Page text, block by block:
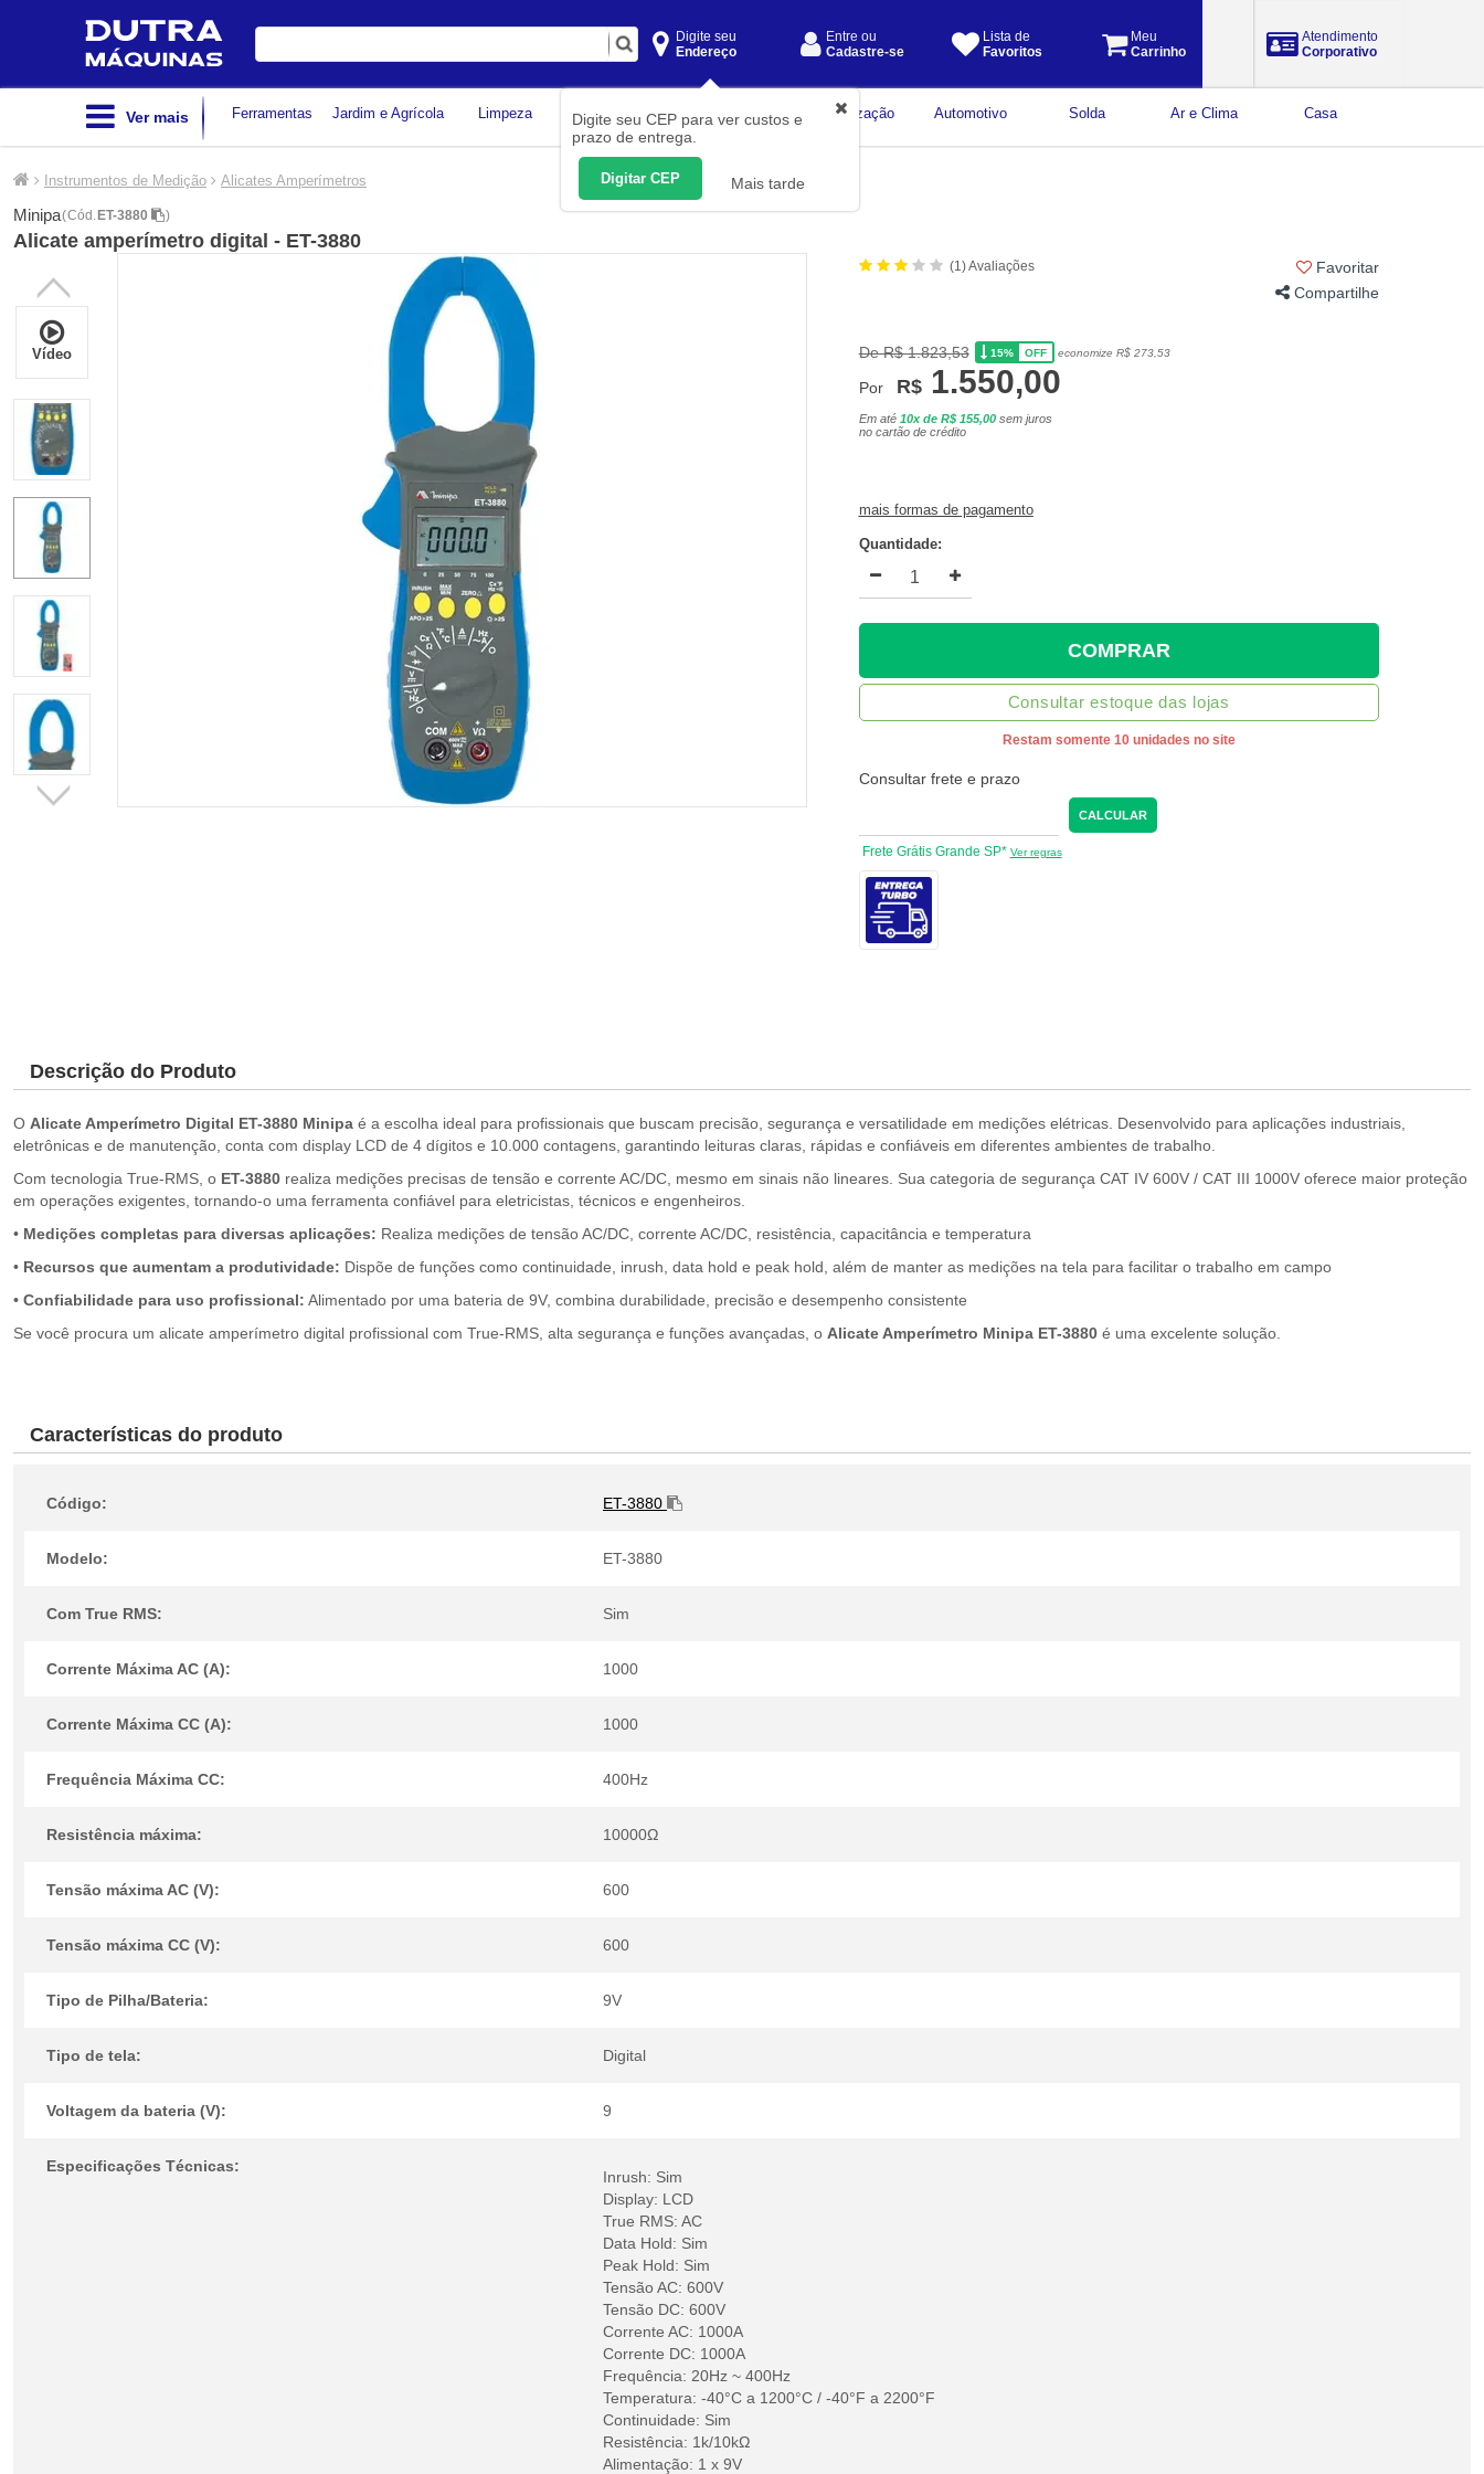
Digite
Digite seu
Endereço
Digite seu CEP para ver custos e
prazo de entrega.
Digitar CEP Mais tarde
Entre ou
Cadastre-se
Lista de
Favoritos
Meu
Carrinho
Atendimento
Corporativo
Ver mais Ferramentas Jardim e Agrícola Limpeza Construção Civil
Medição
Organização Automotivo Solda Ar e Clima Casa
Instrumentos de Medição Alicates Amperímetros
Minipa(Cód. ET-3880 )
Alicate amperímetro digital - ET-3880
Vídeo
(1) Avaliações
Favoritar
Compartilhe
De R$ 1.823,53 15% OFF economize R$ 273,53
Por R$ 1.550,00
Em até 10x de R$ 155,00sem juros
no cartão de crédito
mais formas de pagamento
Quantidade:
COMPRAR
Consultar estoque das lojas
Restam somente 10 unidades no site
Consultar frete e prazo
CALCULAR
Frete Grátis Grande SP* Ver regras
Descrição do Produto
O Alicate Amperímetro Digital ET-3880 Minipa é a escolha ideal para profissionais que buscam precisão, segurança e versatilidade em medições elétricas. Desenvolvido para aplicações industriais,
eletrônicas e de manutenção, conta com display LCD de 4 dígitos e 10.000 contagens, garantindo leituras claras, rápidas e confiáveis em diferentes ambientes de trabalho.
Com tecnologia True-RMS, o ET-3880 realiza medições precisas de tensão e corrente AC/DC, mesmo em sinais não lineares. Sua categoria de segurança CAT IV 600V / CAT III 1000V oferece maior proteção
em operações exigentes, tornando-o uma ferramenta confiável para eletricistas, técnicos e engenheiros.
• Medições completas para diversas aplicações: Realiza medições de tensão AC/DC, corrente AC/DC, resistência, capacitância e temperatura
• Recursos que aumentam a produtividade: Dispõe de funções como continuidade, inrush, data hold e peak hold, além de manter as medições na tela para facilitar o trabalho em campo
• Confiabilidade para uso profissional: Alimentado por uma bateria de 9V, combina durabilidade, precisão e desempenho consistente
Se você procura um alicate amperímetro digital profissional com True-RMS, alta segurança e funções avançadas, o Alicate Amperímetro Minipa ET-3880 é uma excelente solução.
Características do produto
Código: ET-3880
Modelo: ET-3880
Com True RMS: Sim
Corrente Máxima AC (A): 1000
Corrente Máxima CC (A): 1000
Frequência Máxima CC: 400Hz
Resistência máxima: 10000Ω
Tensão máxima AC (V): 600
Tensão máxima CC (V): 600
Tipo de Pilha/Bateria: 9V
Tipo de tela: Digital
Voltagem da bateria (V): 9
Especificações Técnicas:
Inrush: Sim
Display: LCD
True RMS: AC
Data Hold: Sim
Peak Hold: Sim
Tensão AC: 600V
Tensão DC: 600V
Corrente AC: 1000A
Corrente DC: 1000A
Frequência: 20Hz ~ 400Hz
Temperatura: -40°C a 1200°C / -40°F a 2200°F
Continuidade: Sim
Resistência: 1k/10kΩ
Alimentação: 1 x 9V